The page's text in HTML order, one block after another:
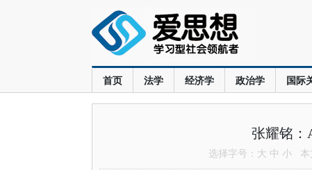
首页 法学 经济学 政治学 国际
张耀铭：
选择字号： 大 中 小 本